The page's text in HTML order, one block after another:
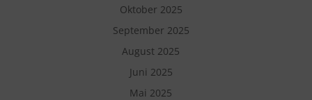
Oktober 2025
September 2025
August 2025
Juni 2025
Mai 2025